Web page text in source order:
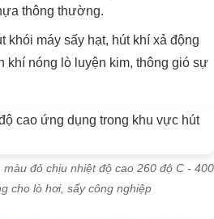
thông thường.
khói máy sấy hạt, hút khí xả động
khí nóng lò luyện kim, thông gió sự
đỏ chịu nhiệt độ cao 260 độ C - 400
cho lò hơi, sấy công nghiệp